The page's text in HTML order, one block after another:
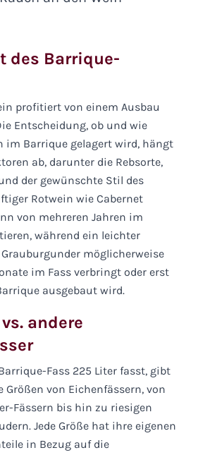
des Barrique-
profitiert von einem Ausbau
Entscheidung, ob und wie
im Barrique gelagert wird, hängt
ab, darunter die Rebsorte,
der gewünschte Stil des
Rotwein wie Cabernet
von mehreren Jahren im
während ein leichter
möglicherweise
im Fass verbringt oder erst
ausgebaut wird.
andere
Fass 225 Liter fasst, gibt
Größen von Eichenfässern, von
Fässern bis hin zu riesigen
Jede Größe hat ihre eigenen
in Bezug auf die